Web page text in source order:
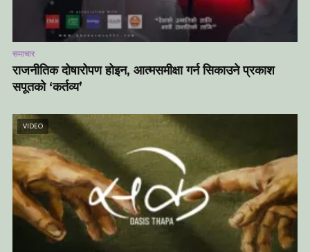
समाचार
राजनीतिक दोषारोपण होइन, आत्मसमीक्षा गर्न सिकाउने प्रकाश
सपूतको ‘कर्तव्य’
VIDEO